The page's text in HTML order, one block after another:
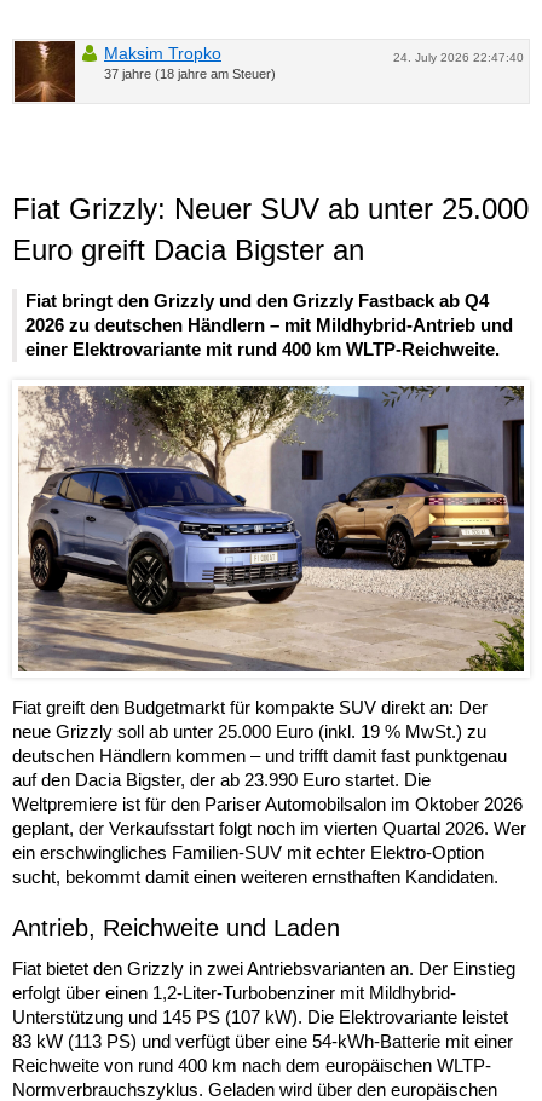
24. July 2026 22:47:40
Maksim Tropko
37 jahre (18 jahre am Steuer)
Fiat Grizzly: Neuer SUV ab unter 25.000
Euro greift Dacia Bigster an
Fiat bringt den Grizzly und den Grizzly Fastback ab Q4
2026 zu deutschen Händlern – mit Mildhybrid-Antrieb und
einer Elektrovariante mit rund 400 km WLTP-Reichweite.
Fiat greift den Budgetmarkt für kompakte SUV direkt an: Der
neue Grizzly soll ab unter 25.000 Euro (inkl. 19 % MwSt.) zu
deutschen Händlern kommen – und trifft damit fast punktgenau
auf den Dacia Bigster, der ab 23.990 Euro startet. Die
Weltpremiere ist für den Pariser Automobilsalon im Oktober 2026
geplant, der Verkaufsstart folgt noch im vierten Quartal 2026. Wer
ein erschwingliches Familien-SUV mit echter Elektro-Option
sucht, bekommt damit einen weiteren ernsthaften Kandidaten.
Antrieb, Reichweite und Laden
Fiat bietet den Grizzly in zwei Antriebsvarianten an. Der Einstieg
erfolgt über einen 1,2-Liter-Turbobenziner mit Mildhybrid-
Unterstützung und 145 PS (107 kW). Die Elektrovariante leistet
83 kW (113 PS) und verfügt über eine 54-kWh-Batterie mit einer
Reichweite von rund 400 km nach dem europäischen WLTP-
Normverbrauchszyklus. Geladen wird über den europäischen